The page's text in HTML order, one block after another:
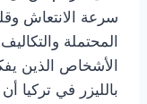
سرعة الانتعاش
المحتملة
الأشخاص الذين
بالليزر في تركيا